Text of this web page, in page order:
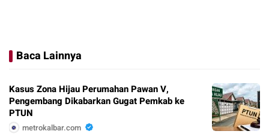
Baca Lainnya
Kasus Zona Hijau Perumahan Pawan V,
Pengembang Dikabarkan Gugat Pemkab ke
PTUN
metrokalbar.com